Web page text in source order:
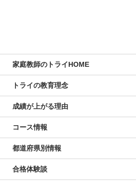
家庭教師のトライHOME
トライの教育理念
成績が上がる理由
コース情報
都道府県別情報
合格体験談